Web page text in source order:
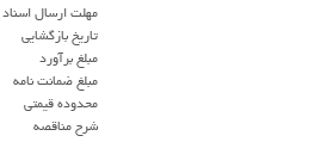
مهلت ارسال اسناد
تاريخ بازگشايي
مبلغ برآورد
مبلغ ضمانت نامه
محدوده قيمتي
شرح مناقصه